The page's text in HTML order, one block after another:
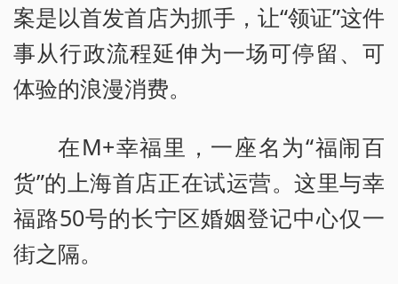
案是以首发首店为抓手，让“领证”这件
事从行政流程延伸为一场可停留、可
体验的浪漫消费。
在M+幸福里，一座名为“福闹百
货”的上海首店正在试运营。这里与幸
福路50号的长宁区婚姻登记中心仅一
街之隔。